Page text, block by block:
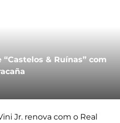
“Castelos & Ruínas” com